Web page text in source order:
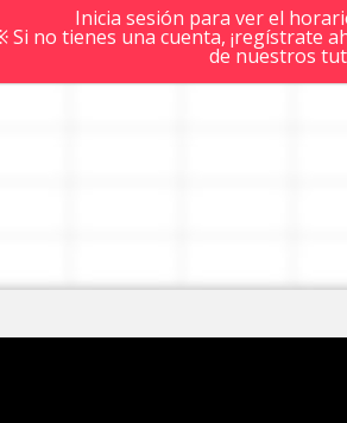
Inicia sesión para ver el
Si no tienes una cuenta, ¡regístrate
de nuestros